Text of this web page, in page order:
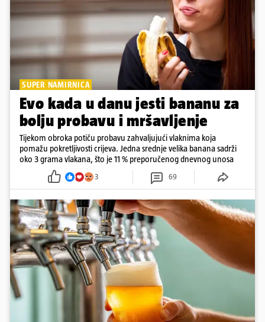
SUPER NAMIRNICA
Evo kada u danu jesti bananu za
bolju probavu i mršavljenje
Tijekom obroka potiču probavu zahvaljujući vlaknima koja
pomažu pokretljivosti crijeva. Jedna srednje velika banana sadrži
oko 3 grama vlakana, što je 11 % preporučenog dnevnog unosa
3 69